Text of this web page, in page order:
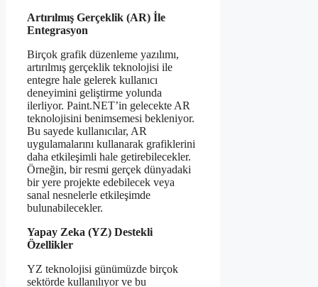
Artırılmış Gerçeklik (AR) İle
Entegrasyon
Birçok grafik düzenleme yazılımı,
artırılmış gerçeklik teknolojisi ile
entegre hale gelerek kullanıcı
deneyimini geliştirme yolunda
ilerliyor. Paint.NET’in gelecekte AR
teknolojisini benimsemesi bekleniyor.
Bu sayede kullanıcılar, AR
uygulamalarını kullanarak grafiklerini
daha etkileşimli hale getirebilecekler.
Örneğin, bir resmi gerçek dünyadaki
bir yere projekte edebilecek veya
sanal nesnelerle etkileşimde
bulunabilecekler.
Yapay Zeka (YZ) Destekli
Özellikler
YZ teknolojisi günümüzde birçok
sektörde kullanılıyor ve bu